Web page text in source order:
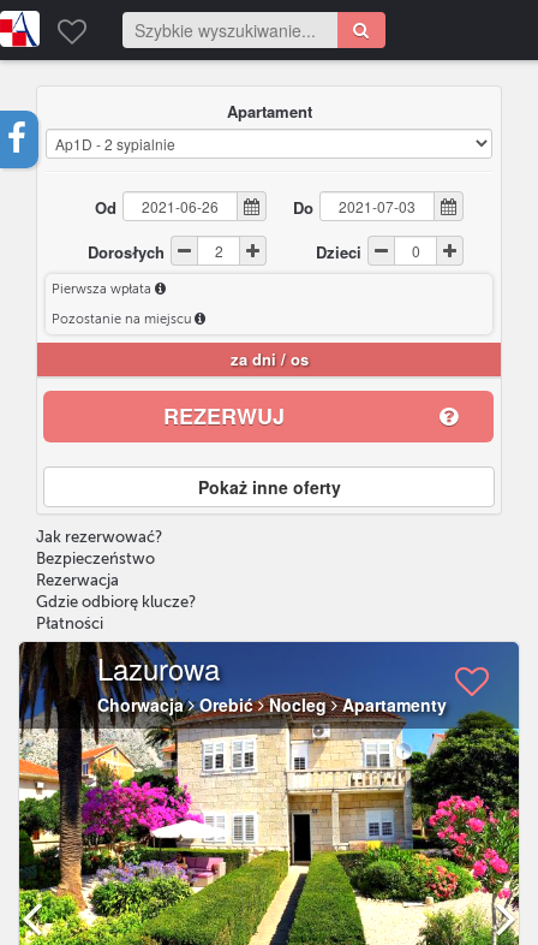
Apartament
Od
Do
Dorosłych
Dzieci
Pierwsza wpłata
Pozostanie na miejscu
zadni /os
REZERWUJ
Pokaż inne oferty
Jak rezerwować?
Bezpieczeństwo
Rezerwacja
Gdzie odbiorę klucze?
Płatności
Lazurowa
Chorwacja Orebić Nocleg Apartamenty